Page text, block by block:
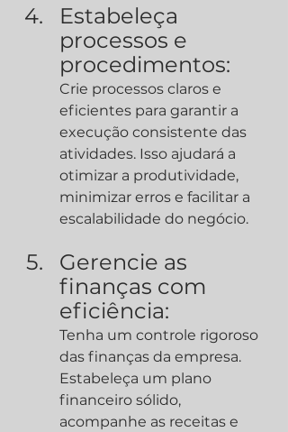
Estabeleça
processos e
procedimentos:
Crie processos claros e
eficientes para garantir a
execução consistente das
atividades. Isso ajudará a
otimizar a produtividade,
minimizar erros e facilitar a
escalabilidade do negócio.
Gerencie as
finanças com
eficiência:
Tenha um controle rigoroso
das finanças da empresa.
Estabeleça um plano
financeiro sólido,
acompanhe as receitas e